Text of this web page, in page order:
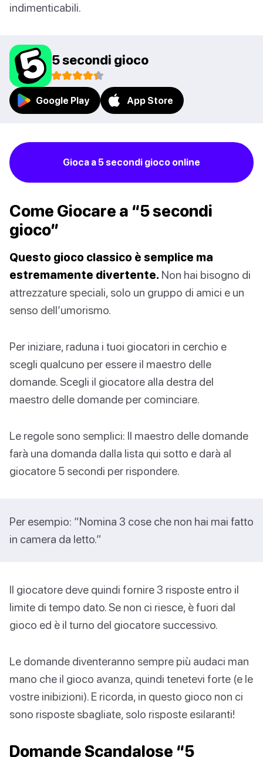
indimenticabili.
5 secondi gioco
Google Play App Store
Gioca a 5 secondi gioco online
Come Giocare a “5 secondi
gioco”
Questo gioco classico è semplice ma
estremamente divertente. Non hai bisogno di
attrezzature speciali, solo un gruppo di amici e un
senso dell’umorismo.
Per iniziare, raduna i tuoi giocatori in cerchio e
scegli qualcuno per essere il maestro delle
domande. Scegli il giocatore alla destra del
maestro delle domande per cominciare.
Le regole sono semplici: Il maestro delle domande
farà una domanda dalla lista qui sotto e darà al
giocatore 5 secondi per rispondere.
Per esempio: “Nomina 3 cose che non hai mai fatto
in camera da letto.”
Il giocatore deve quindi fornire 3 risposte entro il
limite di tempo dato. Se non ci riesce, è fuori dal
gioco ed è il turno del giocatore successivo.
Le domande diventeranno sempre più audaci man
mano che il gioco avanza, quindi tenetevi forte (e le
vostre inibizioni). E ricorda, in questo gioco non ci
sono risposte sbagliate, solo risposte esilaranti!
Domande Scandalose “5